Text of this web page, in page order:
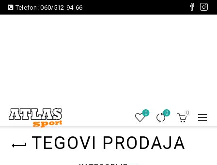
Telefon:060/512-94-66
0 0 0
TEGOVI PRODAJA